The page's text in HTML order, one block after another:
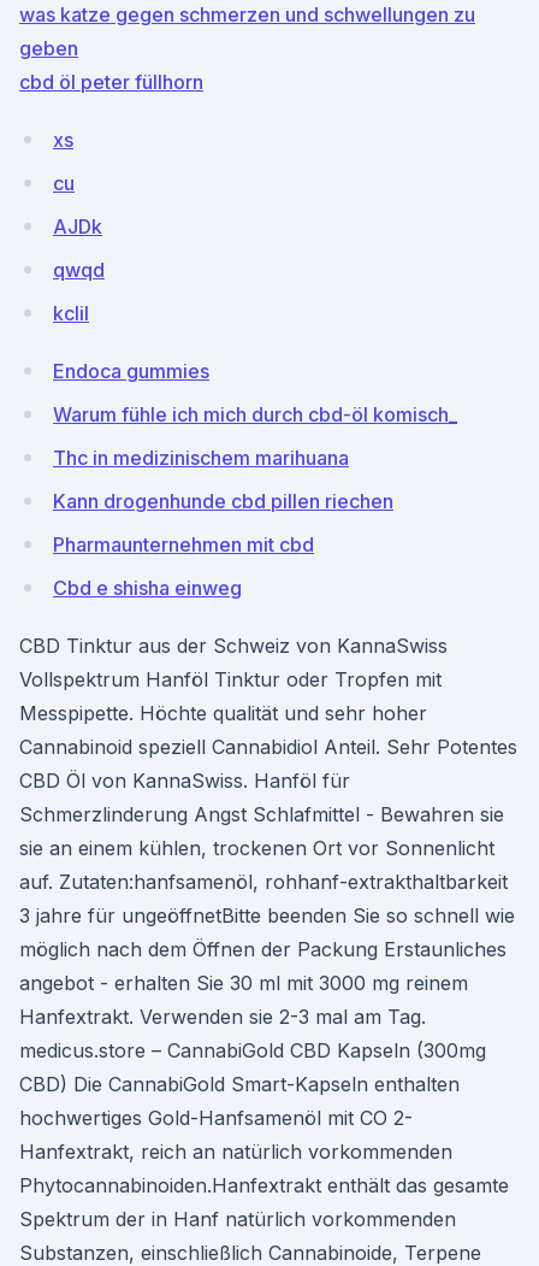
was katze gegen schmerzen und schwellungen zu
geben
cbd öl peter füllhorn
xs
cu
AJDk
qwqd
kcIil
Endoca gummies
Warum fühle ich mich durch cbd-öl komisch_
Thc in medizinischem marihuana
Kann drogenhunde cbd pillen riechen
Pharmaunternehmen mit cbd
Cbd e shisha einweg
CBD Tinktur aus der Schweiz von KannaSwiss
Vollspektrum Hanföl Tinktur oder Tropfen mit
Messpipette. Höchte qualität und sehr hoher
Cannabinoid speziell Cannabidiol Anteil. Sehr Potentes
CBD Öl von KannaSwiss. Hanföl für
Schmerzlinderung Angst Schlafmittel - Bewahren sie
sie an einem kühlen, trockenen Ort vor Sonnenlicht
auf. Zutaten:hanfsamenöl, rohhanf-extrakthaltbarkeit
3 jahre für ungeöffnetBitte beenden Sie so schnell wie
möglich nach dem Öffnen der Packung Erstaunliches
angebot - erhalten Sie 30 ml mit 3000 mg reinem
Hanfextrakt. Verwenden sie 2-3 mal am Tag.
medicus.store – CannabiGold CBD Kapseln (300mg
CBD) Die CannabiGold Smart-Kapseln enthalten
hochwertiges Gold-Hanfsamenöl mit CO 2-
Hanfextrakt, reich an natürlich vorkommenden
Phytocannabinoiden.Hanfextrakt enthält das gesamte
Spektrum der in Hanf natürlich vorkommenden
Substanzen, einschließlich Cannabinoide, Terpene